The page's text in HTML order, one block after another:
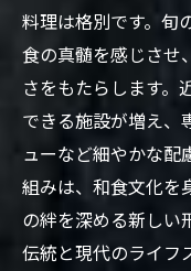
料理は格別です。旬
食の真髄を感じさせ
さをもたらします。
できる施設が増え、
ューなど細やかな配
組みは、和食文化を
の絆を深める新しい
伝統と現代のライフ